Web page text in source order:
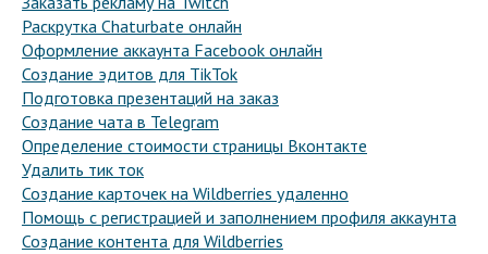
Раскрутка Chaturbate онлайн
Оформление аккаунта Facebook онлайн
Создание эдитов для TikTok
Подготовка презентаций на заказ
Создание чата в Telegram
Определение стоимости страницы Вконтакте
Удалить тик ток
Создание карточек на Wildberries удаленно
Помощь с регистрацией и заполнением профиля аккаунта
Создание контента для Wildberries